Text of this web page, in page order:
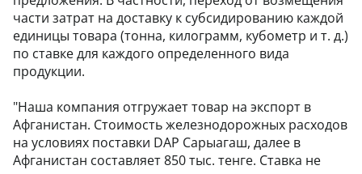
части затрат на доставку к субсидированию каждой
единицы товара (тонна, килограмм, кубометр и т. д.)
по ставке для каждого определенного вида
продукции.
"Наша компания отгружает товар на экспорт в
Афганистан. Стоимость железнодорожных расходов
на условиях поставки DAP Сарыагаш, далее в
Афганистан составляет 850 тыс. тенге. Ставка не